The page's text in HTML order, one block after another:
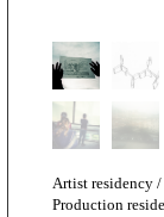
Artist residency
Production